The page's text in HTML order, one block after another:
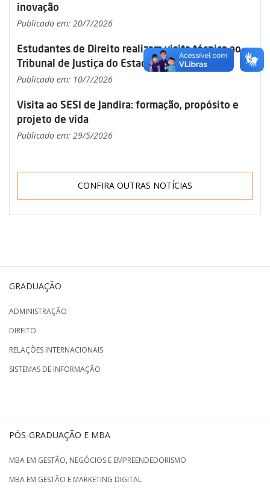
inovação
Publicado em: 20/7/2026
Estudantes de Direito realizam visita técnica ao
Tribunal de Justiça do Estado de São Paulo
Publicado em: 10/7/2026
Visita ao SESI de Jandira: formação, propósito e
projeto de vida
Publicado em: 29/5/2026
CONFIRA OUTRAS NOTÍCIAS
GRADUAÇÃO
ADMINISTRAÇÃO
DIREITO
RELAÇÕES INTERNACIONAIS
SISTEMAS DE INFORMAÇÃO
PÓS-GRADUAÇÃO E MBA
MBA EM GESTÃO, NEGÓCIOS E EMPREENDEDORISMO
MBA EM GESTÃO E MARKETING DIGITAL